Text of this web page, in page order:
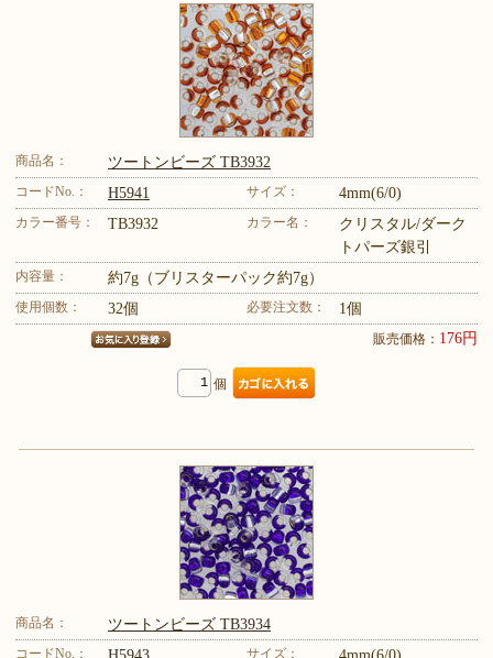
商品名： ツートンビーズ TB3932
コードNo.： H5941 サイズ： 4mm(6/0)
カラー番号： TB3932 カラー名：
クリスタル/ダーク
トパーズ銀引
内容量： 約7g（ブリスターパック約7g）
使用個数： 32個 必要注文数： 1個
販売価格： 176円
個
商品名： ツートンビーズ TB3934
コードNo.： サイズ：